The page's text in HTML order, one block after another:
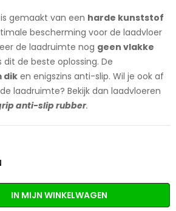
is gemaakt van een harde kunststof
bescherming voor de laadvloer
de laadruimte nog geen vlakke
dit de beste oplossing. De
dik en enigszins anti-slip. Wil je ook af
laadruimte? Bekijk dan laadvloeren
anti-slip rubber.
IN MIJN WINKELWAGEN